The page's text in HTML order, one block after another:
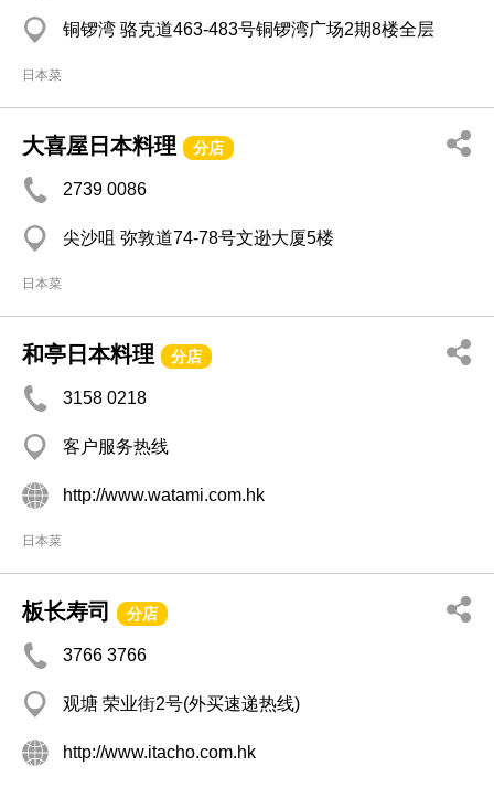
铜锣湾 骆克道463-483号铜锣湾广场2期8楼全层
日本菜
大喜屋日本料理 分店
2739 0086
尖沙咀 弥敦道74-78号文逊大厦5楼
日本菜
和亭日本料理 分店
3158 0218
客户服务热线
http://www.watami.com.hk
日本菜
板长寿司 分店
3766 3766
观塘 荣业街2号(外买速递热线)
http://www.itacho.com.hk